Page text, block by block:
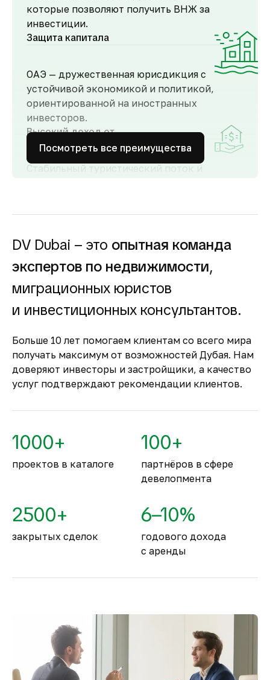
которые позволяют получить ВНЖ за
инвестиции.
Защита капитала
ОАЭ — дружественная юрисдикция с
устойчивой экономикой и политикой,
ориентированной на иностранных
инвесторов.
Высокий доход от
аренды
Стабильный туристический поток и
доходность для инвесторов как от
аренды.
строящуюся
недвижимость
Оплата за объект поступает на эскроу-счёт.
Застройщик сможет получить с него деньги
только после ввода объекта в
Комфортное и
безопасное место для
жизни
По уровню безопасности жизни
занимают второе место в мире.
Посмотреть все преимущества
DV Dubai – это опытная команда
экспертов по недвижимости,
миграционных юристов
и инвестиционных консультантов.
Больше 10 лет помогаем клиентам со всего мира
получать максимум от возможностей Дубая. Нам
доверяют инвесторы и застройщики, а качество
услуг подтверждают рекомендации клиентов.
1000+
проектов в каталоге
100+
партнёров в сфере
девелопмента
2500+
закрытых сделок
6–10%
годового дохода
с аренды